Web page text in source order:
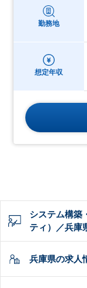
勤務地
想定年収
システム構築
ティ）／兵庫
兵庫県の求人